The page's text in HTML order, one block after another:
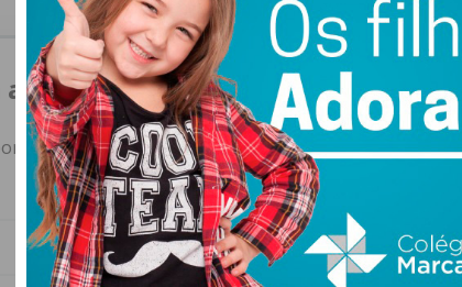
a newsletter do Imediato
e-mail e obtenha de forma regular a informação
atualizada.